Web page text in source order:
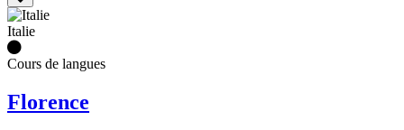
Italie
Cours de langues
Florence